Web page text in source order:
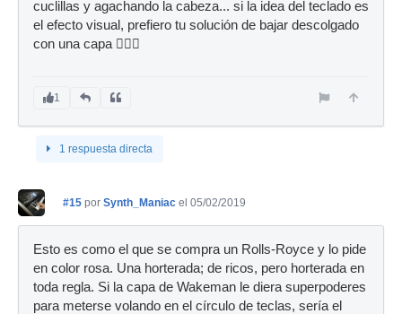
cuclillas y agachando la cabeza... si la idea del teclado es
el efecto visual, prefiero tu solución de bajar descolgado
con una capa 🦸🏻‍♂️
1
1 respuesta directa
#15 por Synth_Maniac el 05/02/2019
Esto es como el que se compra un Rolls-Royce y lo pide
en color rosa. Una horterada; de ricos, pero horterada en
toda regla. Si la capa de Wakeman le diera superpoderes
para meterse volando en el círculo de teclas, sería el